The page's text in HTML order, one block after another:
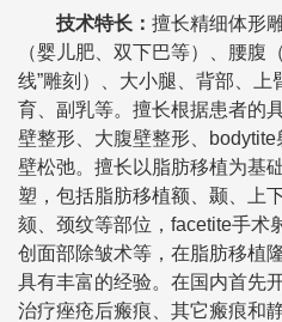
技术特长 ： 擅长精细体形
（婴儿肥、双下巴等）、腰腹
线”雕刻）、大小腿、背部、
育、副乳等。擅长根据患者的
壁整形、大腹壁整形、
壁松弛。擅长以脂肪移植为基
塑，包括脂肪移植额、颞、上
颏、颈纹等部位，facetite手术
创面部除皱术等，在脂肪移植
具有丰富的经验。在国内首先
治疗痤疮后瘢痕、其它瘢痕和